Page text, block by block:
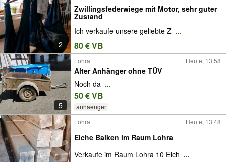
2
Zwillingsfederwiege mit Motor, sehr guter
Zustand
Ich verkaufe unsere geliebte Z ...
80 € VB
5
Lohra Heute, 13:58
Alter Anhänger ohne TÜV
Noch da ...
50 € VB
anhaenger
Lohra Heute, 13:48
Eiche Balken im Raum Lohra
Verkaufe im Raum Lohra 10 Eich ...